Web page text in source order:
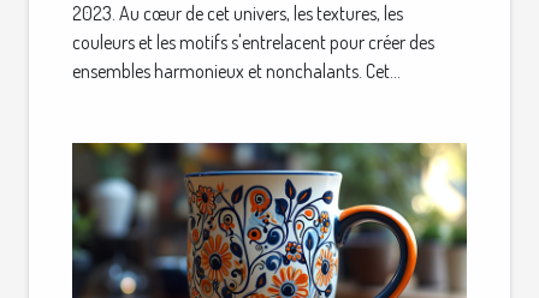
2023. Au cœur de cet univers, les textures, les
couleurs et les motifs s'entrelacent pour créer des
ensembles harmonieux et nonchalants. Cet...